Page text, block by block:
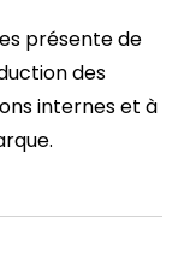
présente de
des
internes et à